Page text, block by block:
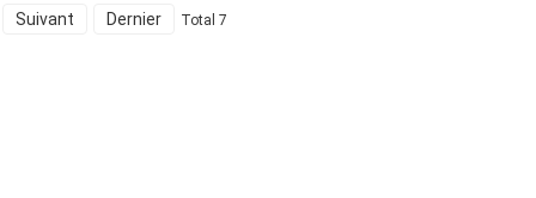
Suivant Dernier Total 7